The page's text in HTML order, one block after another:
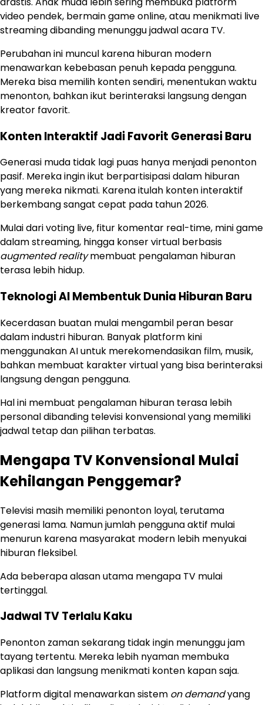
video pendek, bermain game online, atau menikmati live
streaming dibanding menunggu jadwal acara TV.
Perubahan ini muncul karena hiburan modern
menawarkan kebebasan penuh kepada pengguna.
Mereka bisa memilih konten sendiri, menentukan waktu
menonton, bahkan ikut berinteraksi langsung dengan
kreator favorit.
Konten Interaktif Jadi Favorit Generasi Baru
Generasi muda tidak lagi puas hanya menjadi penonton
pasif. Mereka ingin ikut berpartisipasi dalam hiburan
yang mereka nikmati. Karena itulah konten interaktif
berkembang sangat cepat pada tahun 2026.
Mulai dari voting live, fitur komentar real-time, mini game
dalam streaming, hingga konser virtual berbasis
augmented realitymembuat pengalaman hiburan
terasa lebih hidup.
Teknologi AI Membentuk Dunia Hiburan Baru
Kecerdasan buatan mulai mengambil peran besar
dalam industri hiburan. Banyak platform kini
menggunakan AI untuk merekomendasikan film, musik,
bahkan membuat karakter virtual yang bisa berinteraksi
langsung dengan pengguna.
Hal ini membuat pengalaman hiburan terasa lebih
personal dibanding televisi konvensional yang memiliki
jadwal tetap dan pilihan terbatas.
Mengapa TV Konvensional Mulai
Kehilangan Penggemar?
Televisi masih memiliki penonton loyal, terutama
generasi lama. Namun jumlah pengguna aktif mulai
menurun karena masyarakat modern lebih menyukai
hiburan fleksibel.
Ada beberapa alasan utama mengapa TV mulai
tertinggal.
Jadwal TV Terlalu Kaku
Penonton zaman sekarang tidak ingin menunggu jam
tayang tertentu. Mereka lebih nyaman membuka
aplikasi dan langsung menikmati konten kapan saja.
Platform digital menawarkan sistem on demandyang